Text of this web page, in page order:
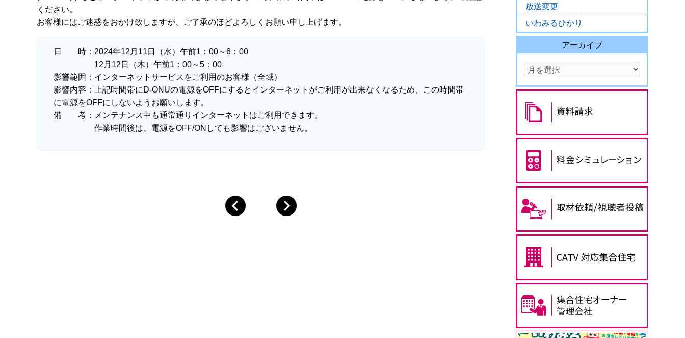
ください。
お客様にはご迷惑をおかけ致しますが、ご了承のほどよろしくお願い申し上げます。
日 時：2024年12月11日（水）午前1：00～6：00
12月12日（木）午前1：00～5：00
影響範囲：インターネットサービスをご利用のお客様（全域）
影響内容：上記時間帯にD-ONUの電源をOFFにするとインターネットがご利用が出来なくなるため、この時間帯
に電源をOFFにしないようお願いします。
備 考：メンテナンス中も通常通りインターネットはご利用できます。
作業時間後は、電源をOFF/ONしても影響はございません。
放送変更
いわみるひかり
アーカイブ